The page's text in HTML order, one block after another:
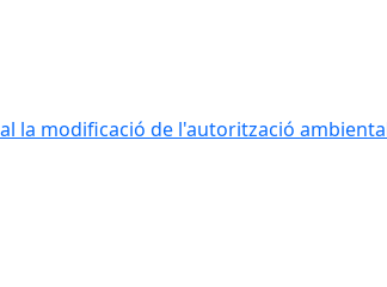
la modificació de l'autorització